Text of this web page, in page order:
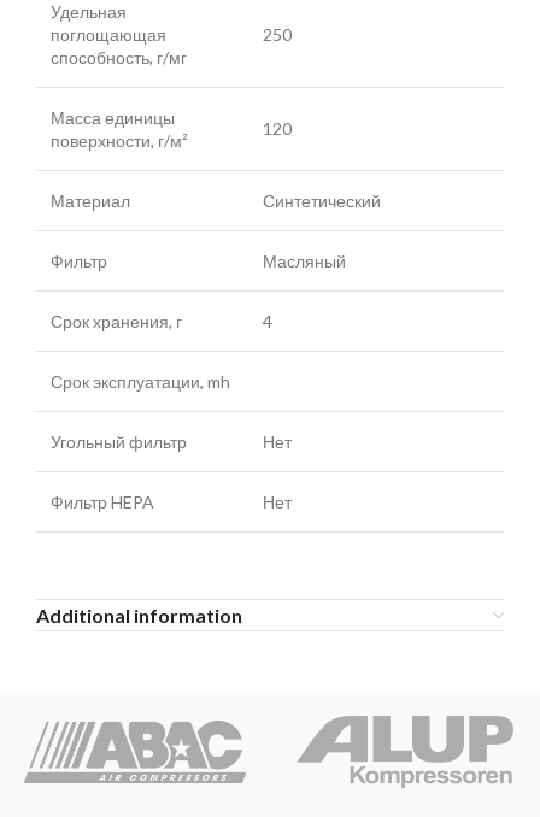
Удельная
поглощающая
способность, г/мг
250
Масса единицы
поверхности, г/м²
120
Материал Синтетический
Фильтр Масляный
Срок хранения, г 4
Срок эксплуатации, mh
Угольный фильтр Нет
Фильтр HEPA Нет
Additional information